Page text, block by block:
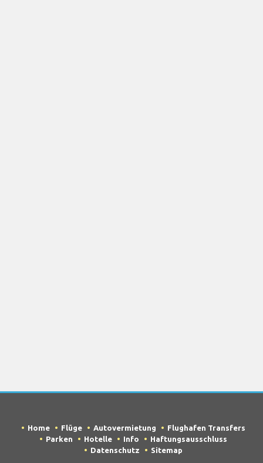
Home Flüge Autovermietung
Flughafen Transfers
Parken
Hotelle Info
Haftungsausschluss
Datenschutz
Sitemap